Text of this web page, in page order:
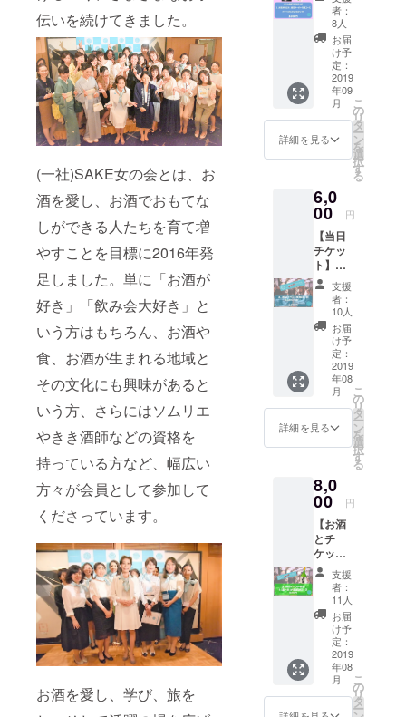
伝いを続けてきました。
(一社)SAKE女の会とは、お
酒を愛し、お酒でおもてな
しができる人たちを育て増
やすことを目標に2016年発
足しました。単に「お酒が
好き」「飲み会大好き」と
いう方はもちろん、お酒や
食、お酒が生まれる地域と
その文化にも興味があると
いう方、さらにはソムリエ
やきき酒師などの資格を
持っている方など、幅広い
方々が会員として参加して
くださっています。
お酒を愛し、学び、旅を
愛を磨いて
います。現
在会員1500
名。企業会
員約80社。
幅広いお酒
の知識とお
もてなしの
とだけ英語
の力を問う
オリジナル
検定『料飲
おもてなし
~SAKE女検
定～』も実
施。お酒を
様、女性は
もちろん、
迎の会で
気持ち
だけ 被
災メー
カー応
援コー
ス ◆ 遠
方、ま
たはス
ケ
ジュー
ルが合
わな
・な
ど、 イ
ベント
会場に
は行け
ないけ
ど、 日
本の酒
を、被
災メー
カー
を、応
援した
いとい
う方
①ご希
望の方
SAKE
女の会
HPにお
名前を
記載い
たしま
す！
お申
し込み
の際備
考欄に
「ご希
望」と
ご記入
くださ
者：
8人
お届
け予
定：
2019
年09
月
詳細を見る
こ
の
リ
タ
ー
ン
を
選
択
す
る
6,0
00 円
【当日
チケッ
ト】
◆「２
、当日
参加チ
ケット
コー
ス」◆
① 【令
和維新
SAKE
の会】
（SAK
E女の会
イベン
ト）招
待券 ②
三國
シェフ
オリジ
ナルの
フレン
チおつ
まみ
（イベ
ント当
日ご提
供） ③
郡山銘
支援
者：
10人
お届
け予
定：
2019
年08
月
詳細を見る
こ
の
リ
タ
ー
ン
を
選
択
す
る
8,0
00 円
【お酒
とチ
ケッ
ト】 ◆
３、当
日参加
チケッ
ト＆
【選べ
る】お
酒直送
コース
◆ ★選
べるお
支援
者：
11人
お届
け予
定：
2019
年08
月
こ
の
リ
タ
ー